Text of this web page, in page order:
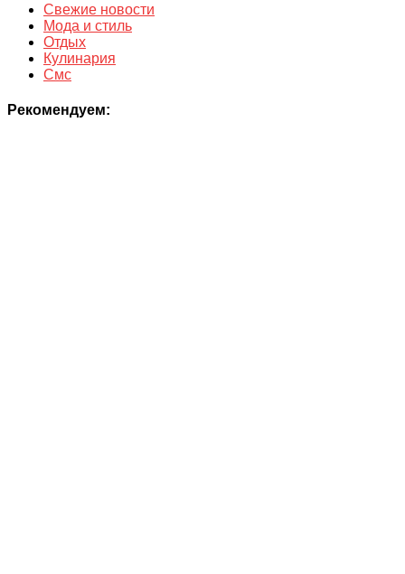
Свежие новости
Мода и стиль
Отдых
Кулинария
Смс
Рекомендуем: